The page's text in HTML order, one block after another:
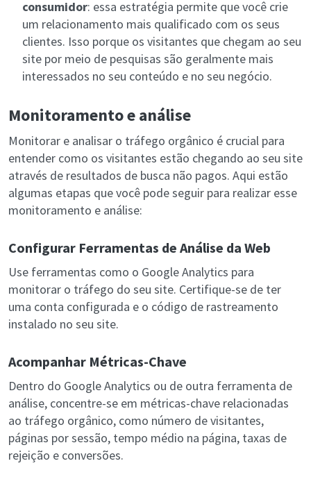
consumidor: essa estratégia permite que você crie
um relacionamento mais qualificado com os seus
clientes. Isso porque os visitantes que chegam ao seu
site por meio de pesquisas são geralmente mais
interessados no seu conteúdo e no seu negócio.
Monitoramento e análise
Monitorar e analisar o tráfego orgânico é crucial para
entender como os visitantes estão chegando ao seu site
através de resultados de busca não pagos. Aqui estão
algumas etapas que você pode seguir para realizar esse
monitoramento e análise:
Configurar Ferramentas de Análise da Web
Use ferramentas como o Google Analytics para
monitorar o tráfego do seu site. Certifique-se de ter
uma conta configurada e o código de rastreamento
instalado no seu site.
Acompanhar Métricas-Chave
Dentro do Google Analytics ou de outra ferramenta de
análise, concentre-se em métricas-chave relacionadas
ao tráfego orgânico, como número de visitantes,
páginas por sessão, tempo médio na página, taxas de
rejeição e conversões.